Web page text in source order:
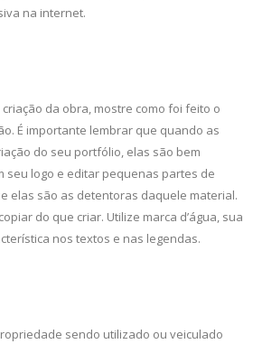
na internet.
da obra, mostre como foi feito o
É importante lembrar que quando as
do seu portfólio, elas são bem
seu logo e editar pequenas partes de
elas são as detentoras daquele material.
do que criar. Utilize marca d’água, sua
nos textos e nas legendas.
sendo utilizado ou veiculado